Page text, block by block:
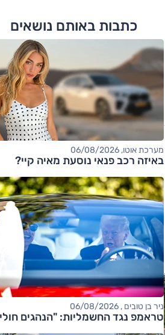
כתבות באותם נושאים
מערכת אוטו, 06/08/2026
באיזה רכב פנאי נוסעת מאיה קיי?
ניר בן טובים , 06/08/2026
טראמפ נגד החשמליות: "הנהגים